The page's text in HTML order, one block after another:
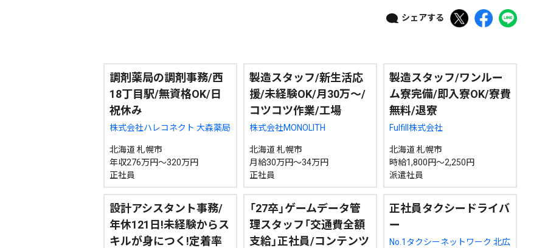
シェアする
調剤薬局の調剤事務/西
18丁目駅/無資格OK/日
祝休み
株式会社ハレコネクト 大森薬局
北海道 札幌市
年収276万円～320万円
正社員
製造スタッフ/新生活応
援/未経験OK/月30万～/
コツコツ作業/工場
株式会社MONOLITH
北海道 札幌市
月給30万円～34万円
正社員
製造スタッフ/ワンルー
ム寮完備/即入寮OK/寮費
無料/退寮
Fulfill株式会社
北海道 札幌市
時給1,800円～2,250円
派遣社員
設計アシスタント事務/
年休121日!未経験からス
キルが身につく!定着率
「27卒」ゲームデータ管
理スタッフ「交通費全額
支給」正社員/コンテンツ
正社員タクシードライバ
ー
No.1タクシーネットワーク 北広
ニュース記事を探す
配信日 きのう 08月04日 08月03日 08月02日 08月01日 07月31日
カテゴリ 事件・事故 社会 政治 道内経済 くらし・医療
エリア 道南 道外
絞り込み検索